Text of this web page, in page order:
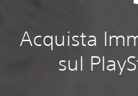
Acquista
sul